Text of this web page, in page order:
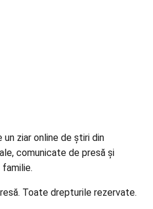
ziar online de știri din
comunicate de presă și
Toate drepturile rezervate.